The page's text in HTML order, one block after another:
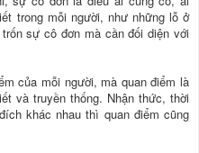
trong mỗi người, như những lỗ ở
sự cô đơn mà cần đối diện với
của mỗi người, mà quan điểm là
và truyền thống. Nhận thức, thời
khác nhau thì quan điểm cũng